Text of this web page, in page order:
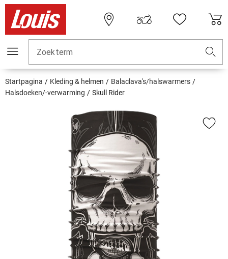
Zoekterm
Startpagina Kleding & helmen
Balaclava's/halswarmers
Halsdoeken/-verwarming
Skull Rider